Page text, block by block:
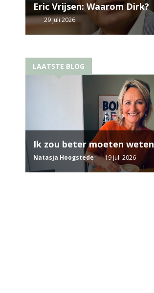
Eric Vrijsen: Waarom Dirk?
29 juli 2026
LAATSTE BLOG
Ik zou beter moeten weten
Natasja Hoogstede 19 juli 2026